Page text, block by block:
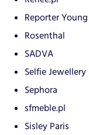
Reporter Young
Rosenthal
SADVA
Selfie Jewellery
Sephora
sfmeble.pl
Sisley Paris